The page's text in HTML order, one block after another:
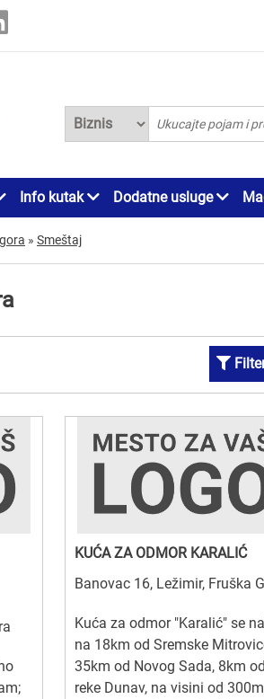
Info kutak Dodatne usluge
» Smeštaj
KUĆA ZA ODMOR KARALIĆ
Banovac 16, Ležimir, Fruška
Kuća za odmor "Karalić" se
na 18km od Sremske
35km od Novog Sada, 8km od
reke Dunav, na visini od